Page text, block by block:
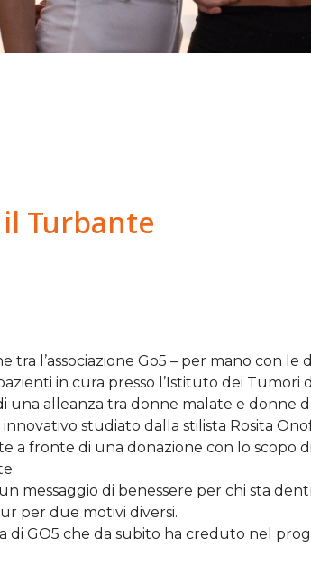
Turbante
l’associazione Go5 – per mano con le
in cura presso l’Istituto dei Tumori
una alleanza tra donne malate e donne
studiato dalla stilista Rosita
a fronte di una donazione con lo scopo
messaggio di benessere per chi sta
per due motivi diversi.
di GO5 che da subito ha creduto nel